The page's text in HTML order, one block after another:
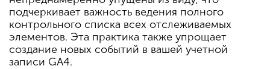
подчеркивает важность ведения полного
контрольного списка всех отслеживаемых
элементов. Эта практика также упрощает
создание новых событий в вашей учетной
записи GA4.